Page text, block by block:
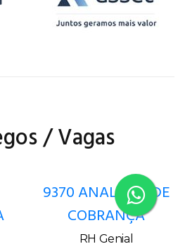
/ Vagas
9370 ANALISTA DE
COBRANÇA
RH Genial